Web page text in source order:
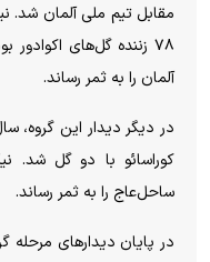
آلمان را به ثمر رساند.
در دیگر دیدار این
ساحل‌عاج را به ثمر رساند.